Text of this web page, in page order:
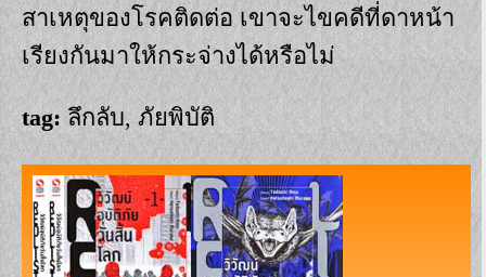
สาเหตุของโรคติดต่อ เขาจะไขคดีที่ดาหน้า
เรียงกันมาให้กระจ่างได้หรือไม่
tag: ลึกลับ, ภัยพิบัติ